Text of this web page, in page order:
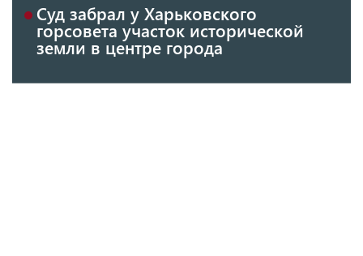
Суд забрал у Харьковского
горсовета участок исторической
земли в центре города